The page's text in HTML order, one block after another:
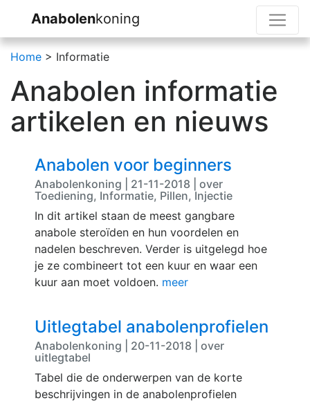
Anabolenkoning
Home > Informatie
Anabolen informatie
artikelen en nieuws
Anabolen voor beginners
Anabolenkoning | 21-11-2018 | over
Toediening, Informatie, Pillen, Injectie
In dit artikel staan de meest gangbare
anabole steroïden en hun voordelen en
nadelen beschreven. Verder is uitgelegd hoe
je ze combineert tot een kuur en waar een
kuur aan moet voldoen. meer
Uitlegtabel anabolenprofielen
Anabolenkoning | 20-11-2018 | over
uitlegtabel
Tabel die de onderwerpen van de korte
beschrijvingen in de anabolenprofielen